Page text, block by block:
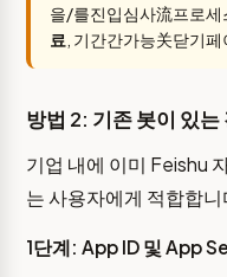
을/를진입심사流프로
료 , 기간간가능关닫기
방법 2: 기존 봇이 있는
기업 내에 이미 Feishu
는 사용자에게 적합합
1단계: App ID 및 App